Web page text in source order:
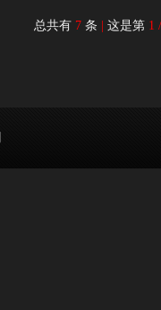
总共有 7 条 这是第 1